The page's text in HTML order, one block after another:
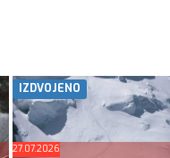
IZDVOJENO
27.07.2026